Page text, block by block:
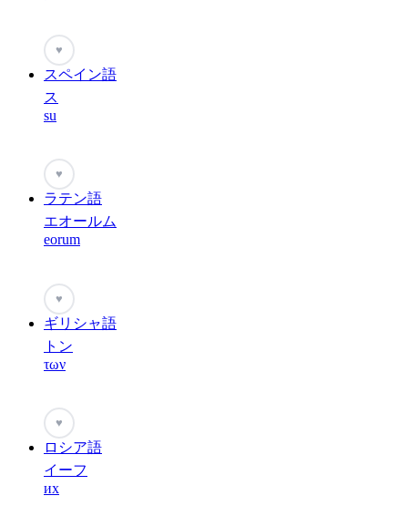
♥
スペイン語
ス
su
♥
ラテン語
エオールム
eorum
♥
ギリシャ語
トン
των
♥
ロシア語
イーフ
их